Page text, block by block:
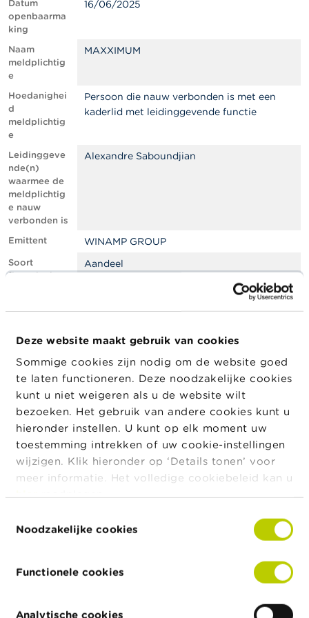
Deze website maakt gebruik van cookies
Sommige cookies zijn nodig om de website goed
te laten functioneren. Deze noodzakelijke cookies
kunt u niet weigeren als u de website wilt
bezoeken. Het gebruik van andere cookies kunt u
hieronder instellen. U kunt op elk moment uw
toestemming intrekken of uw cookie-instellingen
wijzigen. Klik hieronder op ‘Details tonen’ voor
meer informatie. Het volledige cookiebeleid kan u
Noodzakelijke cookies
Functionele cookies
Analytische cookies
e
n
O
v
r
d
e
F
M
A
N
i
u
s
a
h
u
w
n
g
e
o
o
Datum
openbaarma
king
16/06/2025
Naam
meldplichtig
e
MAXXIMUM
Hoedanighei
d
meldplichtig
e
Persoon die nauw verbonden is met een
kaderlid met leidinggevende functie
Leidinggeve
nde(n)
waarmee de
meldplichtig
e nauw
verbonden is
Alexandre Saboundjian
Emittent WINAMP GROUP
Soort
financieel
Aandeel
ISIN-code
instrument
BE0974334667
transactie
Verkoop / Vervreemding
uitvoering
transactie
Euronext Brussels
Transactiedat
um
11/06/2025
Munt EUR
Prijs 0,80
bedrag